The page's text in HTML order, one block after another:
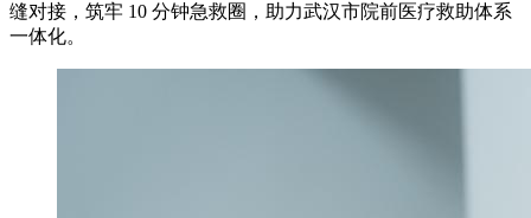
缝对接，筑牢 10 分钟急救圈，助力武汉市院前医疗救助体系
一体化。